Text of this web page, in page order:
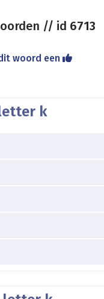
// id 6713
woord een
k